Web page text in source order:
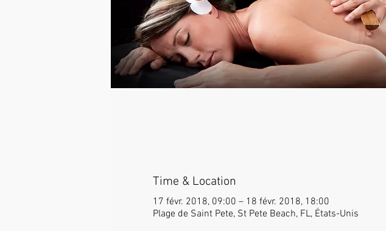
Time & Location
17 févr. 2018, 09:00 – 18 févr. 2018, 18:00
Plage de Saint Pete, St Pete Beach, FL, États-Unis